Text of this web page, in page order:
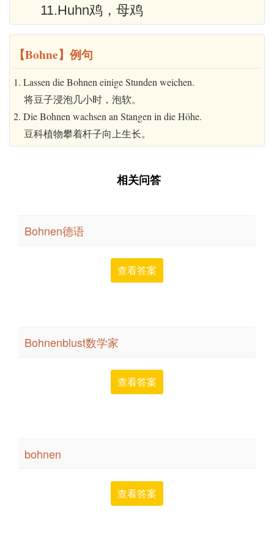
11.Huhn鸡，母鸡
【Bohne】例句
1. Lassen die Bohnen einige Stunden weichen.
将豆子浸泡几小时，泡软。
2. Die Bohnen wachsen an Stangen in die Höhe.
豆科植物攀着杆子向上生长。
相关问答
Bohnen德语
查看答案
Bohnenblust数学家
查看答案
bohnen
查看答案